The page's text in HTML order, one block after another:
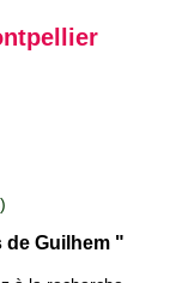
Guilhem "